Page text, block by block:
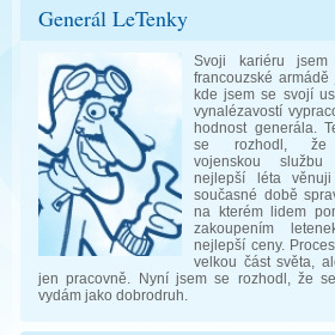
Generál LeTenky
Svoji kariéru
francouzské armádě
kde jsem se svojí
vynalézavostí
hodnost generála.
se rozhodl, že
vojenskou
nejlepší léta
současné době
na kterém lidem
zakoupením
nejlepší ceny.
velkou část světa,
jen pracovně. Nyní jsem se rozhodl, že
vydám jako dobrodruh.